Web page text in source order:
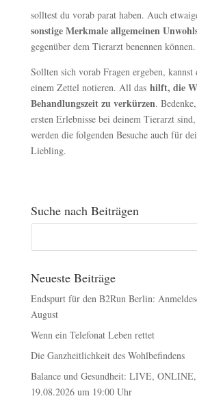
solltest du vorab parat haben. Auch
sonstige Merkmale allgemeinen
gegenüber dem Tierarzt benennen können.
Sollten sich vorab Fragen ergeben,
einem Zettel notieren. All das hilft, die
Behandlungszeit zu verkürzen.
ersten Erlebnisse bei deinem Tierarzt
werden die folgenden Besuche auch für
Liebling.
Suche nach Beiträgen
Neueste Beiträge
Endspurt für den B2Run Berlin:
August
Wenn ein Telefonat Leben rettet
Die Ganzheitlichkeit des Wohlbefindens
Balance und Gesundheit: LIVE,
19.08.2026 um 19:00 Uhr